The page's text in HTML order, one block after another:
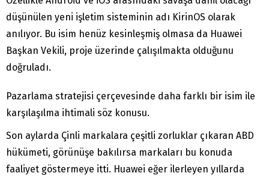
düşünülen yeni işletim sisteminin adı KirinOS olarak
anılıyor. Bu isim henüz kesinleşmiş olmasa da Huawei
Başkan Vekili, proje üzerinde çalışılmakta olduğunu
doğruladı.
Pazarlama stratejisi çerçevesinde daha farklı bir isim ile
karşılaşılma ihtimali söz konusu.
Son aylarda Çinli markalara çeşitli zorluklar çıkaran ABD
hükümeti, görünüşe bakılırsa markaları bu konuda
faaliyet göstermeye itti. Huawei eğer ilerleyen yıllarda